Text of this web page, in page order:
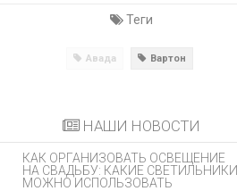
Теги
Авада Вартон
НАШИ НОВОСТИ
КАК ОРГАНИЗОВАТЬ ОСВЕЩЕНИЕ
НА СВАДЬБУ: КАКИЕ СВЕТИЛЬНИКИ
МОЖНО ИСПОЛЬЗОВАТЬ